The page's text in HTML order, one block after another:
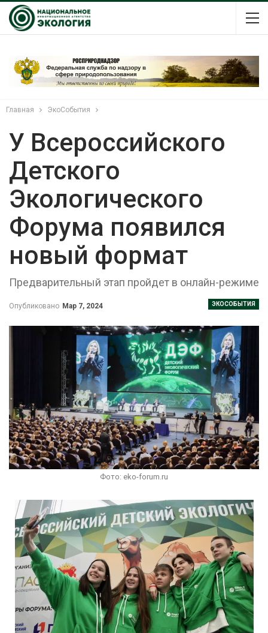
Главная ЭкоСобытия
У Всероссийского
Детского
Экологического
Форума появился
новый формат
Предварительный этап пройдет в онлайн-режиме
ЭКОСОБЫТИЯ
Опубликовано Мар 7, 2024
Фото: eko-forum.ru